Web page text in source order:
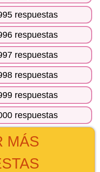
respuestas
respuestas
respuestas
respuestas
respuestas
respuestas
MÁS